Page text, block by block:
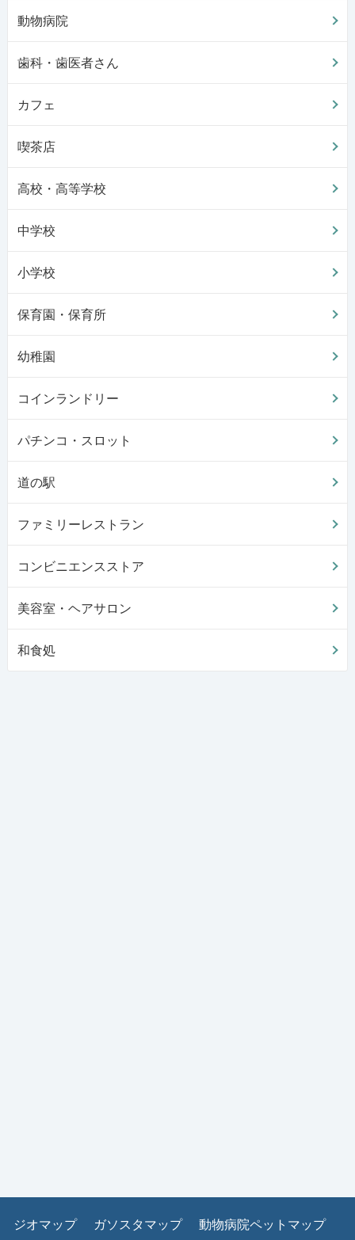
動物病院
歯科・歯医者さん
カフェ
喫茶店
高校・高等学校
中学校
小学校
保育園・保育所
幼稚園
コインランドリー
パチンコ・スロット
道の駅
ファミリーレストラン
コンビニエンスストア
美容室・ヘアサロン
和食処
ジオマップ ガソスタマップ
動物病院ペットマップ